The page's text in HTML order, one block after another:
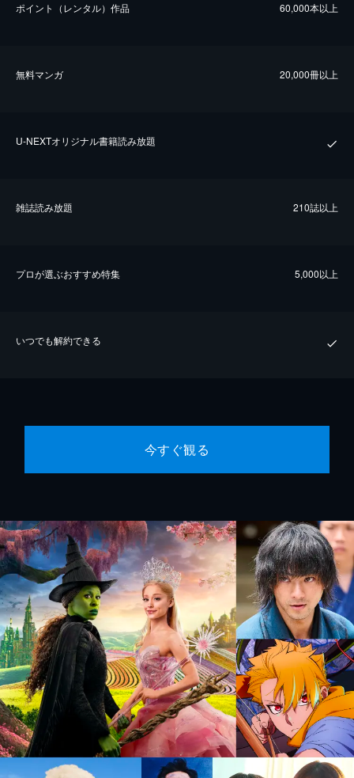
ポイント（レンタル）作品 60,000本以上
無料マンガ 20,000冊以上
U-NEXTオリジナル書籍読み放題
雑誌読み放題 210誌以上
プロが選ぶおすすめ特集 5,000以上
いつでも解約できる
今すぐ観る